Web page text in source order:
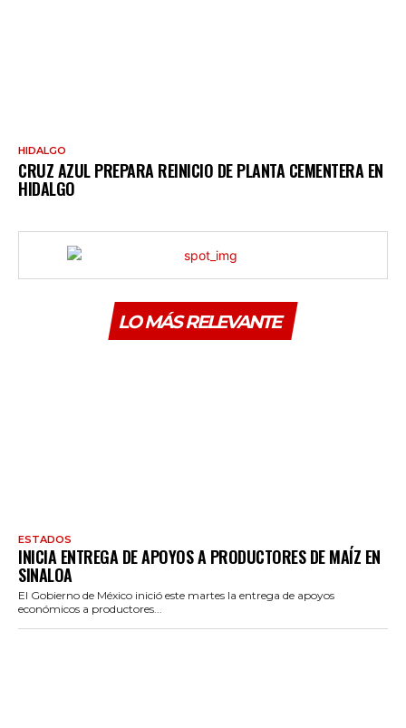
HIDALGO
CRUZ AZUL PREPARA REINICIO DE PLANTA CEMENTERA EN
HIDALGO
LO MÁS RELEVANTE
ESTADOS
INICIA ENTREGA DE APOYOS A PRODUCTORES DE MAÍZ EN
SINALOA
El Gobierno de México inició este martes la entrega de apoyos
económicos a productores...